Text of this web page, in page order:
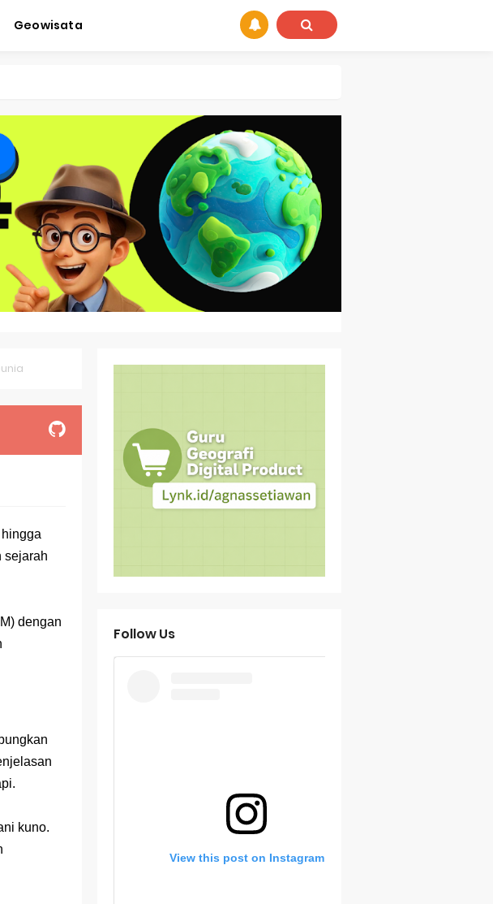
Geowisata
Level. Kuasai 150 Bank Soal HOTS Sekarang!
hingga
sejarah
dengan
kuno.
Follow Us
View this post on Instagram